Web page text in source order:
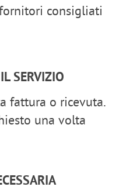
consigliati
SERVIZIO
fattura o ricevuta.
una volta